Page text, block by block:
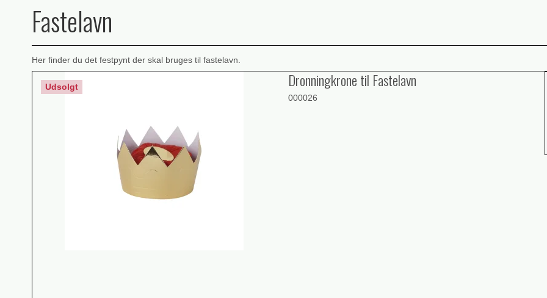
Fastelavn
Her finder du det festpynt der skal bruges til fastelavn.
Udsolgt Dronningkrone til Fastelavn
000026